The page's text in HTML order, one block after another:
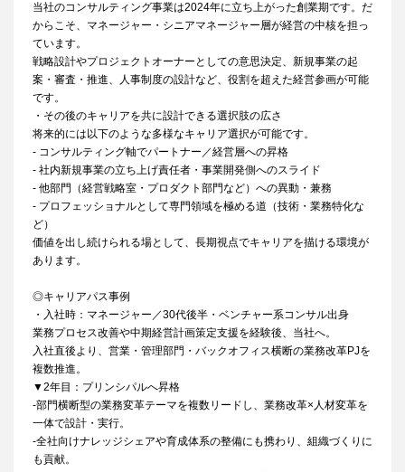
当社のコンサルティング事業は2024年に立ち上がった創業期です。だ
からこそ、マネージャー・シニアマネージャー層が経営の中核を担っ
ています。
戦略設計やプロジェクトオーナーとしての意思決定、新規事業の起
案・審査・推進、人事制度の設計など、役割を超えた経営参画が可能
です。
・その後のキャリアを共に設計できる選択肢の広さ
将来的には以下のような多様なキャリア選択が可能です。
- コンサルティング軸でパートナー／経営層への昇格
- 社内新規事業の立ち上げ責任者・事業開発側へのスライド
- 他部門（経営戦略室・プロダクト部門など）への異動・兼務
- プロフェッショナルとして専門領域を極める道（技術・業務特化な
ど）
価値を出し続けられる場として、長期視点でキャリアを描ける環境が
あります。
◎キャリアパス事例
・入社時：マネージャー／30代後半・ベンチャー系コンサル出身
業務プロセス改善や中期経営計画策定支援を経験後、当社へ。
入社直後より、営業・管理部門・バックオフィス横断の業務改革PJを
複数推進。
▼2年目：プリンシパルへ昇格
-部門横断型の業務変革テーマを複数リードし、業務改革×人材変革を
一体で設計・実行。
-全社向けナレッジシェアや育成体系の整備にも携わり、組織づくりに
も貢献。